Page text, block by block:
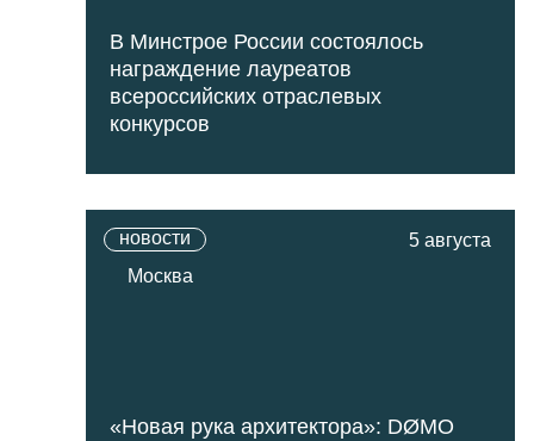
В Минстрое России состоялось
награждение лауреатов
всероссийских отраслевых
конкурсов
новости
Москва
5 августа
«Новая рука архитектора»: DØMO